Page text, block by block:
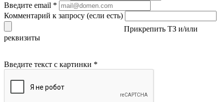
Введите email *
Комментарий к запросу (если есть)
Прикрепить ТЗ и/или
реквизиты
Введите текст с картинки *